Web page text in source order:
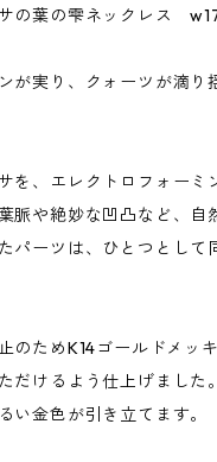
の葉の雫ネックレス
が実り、クォーツが滴り
を、エレクトロフォーミ
脈や絶妙な凹凸など、自
パーツは、ひとつとして
のためK14ゴールドメッ
だけるよう仕上げました
い金色が引き立てます。